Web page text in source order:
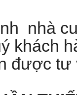
nhà
khách
được tư